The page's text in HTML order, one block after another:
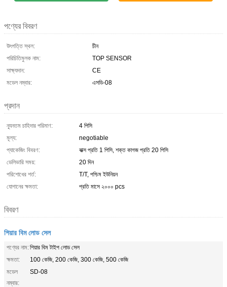
পণ্যের বিবরণ
উৎপত্তি স্থল:
চীন
পরিচিতিমুলক নাম:
TOP SENSOR
সাক্ষ্যদান:
CE
মডেল নম্বার:
এসডি-08
প্রদান
ন্যূনতম চাহিদার পরিমাণ:
4 পিসি
মূল্য:
negotiable
প্যাকেজিং বিবরণ:
বাক্স প্রতি 1 পিসি, শক্ত কাগজ প্রতি 20 পিসি
ডেলিভারি সময়:
20 দিন
পরিশোধের শর্ত:
T/T, পশ্চিম ইউনিয়ন
যোগানের ক্ষমতা:
প্রতি মাসে ২০০০ pcs
বিবরণ
শিয়ার বিম লোড সেল
পণ্যের নাম:শিয়ার বিম টাইপ লোড সেল
ক্ষমতা:
100 কেজি, 200 কেজি, 300 কেজি, 500 কেজি
মডেল
নম্বার:
SD-08